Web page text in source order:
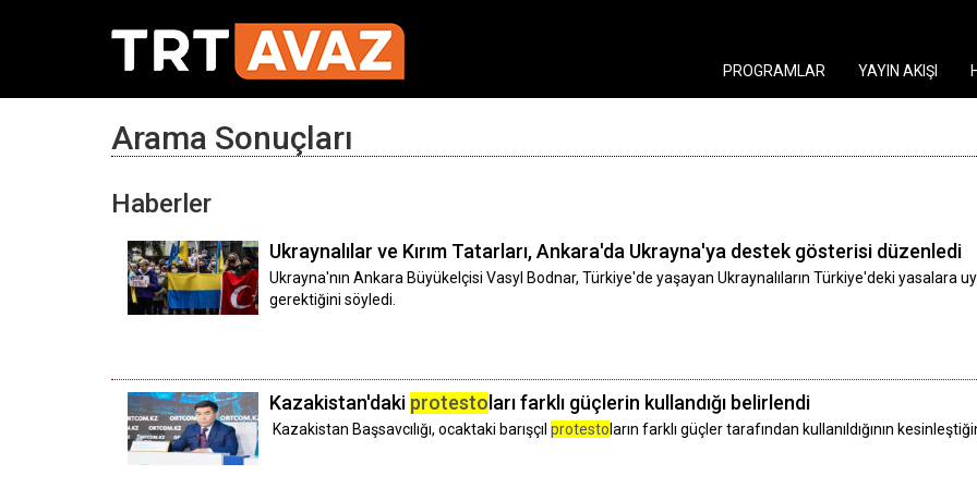
PROGRAMLAR YAYIN AKIŞI
Arama Sonuçları
Haberler
Ukraynalılar ve Kırım Tatarları, Ankara'da Ukrayna'ya destek gösterisi düzenledi
Ukrayna'nın Ankara Büyükelçisi Vasyl Bodnar, Türkiye'de yaşayan Ukraynalıların Türkiye'deki yasalara
gerektiğini söyledi.
Kazakistan'daki protesto ları farklı güçlerin kullandığı belirlendi
Kazakistan Başsavcılığı, ocaktaki barışçıl protesto ların farklı güçler tarafından kullanıldığının